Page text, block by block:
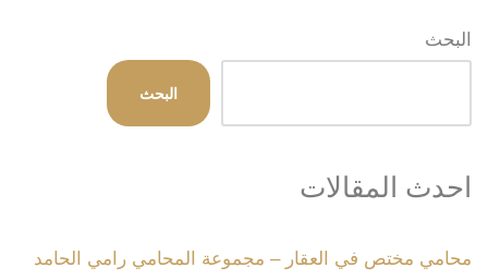
البحث
البحث
احدث المقالات
محامي مختص في العقار – مجموعة المحامي رامي الحامد